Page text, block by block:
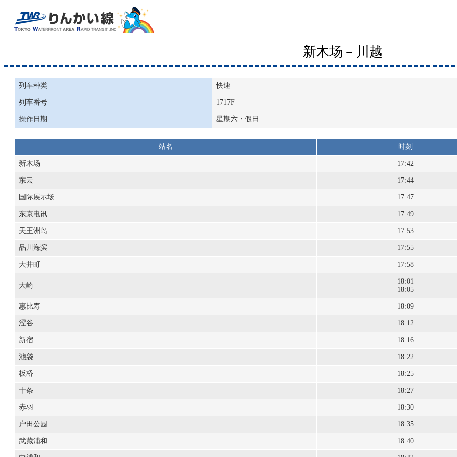
新木场－川越
列车种类 快速
列车番号 1717F
操作日期 星期六・假日
站名 时刻
新木场 17:42
东云 17:44
国际展示场 17:47
东京电讯 17:49
天王洲岛 17:53
品川海滨 17:55
大井町 17:58
大崎
18:01
18:05
惠比寿 18:09
涩谷 18:12
新宿 18:16
池袋 18:22
板桥 18:25
十条 18:27
赤羽 18:30
户田公园 18:35
武藏浦和 18:40